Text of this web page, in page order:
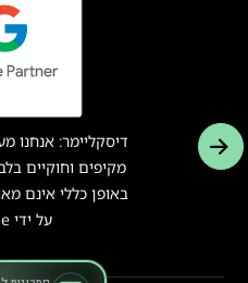
באופן כללי אינם
על ידי Google.